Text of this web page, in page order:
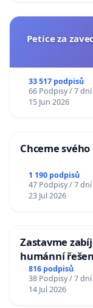
Petice za
33 517 podpisů
66 Podpisy / 7 dní
15 Jun 2026
Chceme
1 190 podpisů
47 Podpisy / 7 dní
23 Jul 2026
Zastavme
humánní
816 podpisů
38 Podpisy / 7 dní
14 Jul 2026